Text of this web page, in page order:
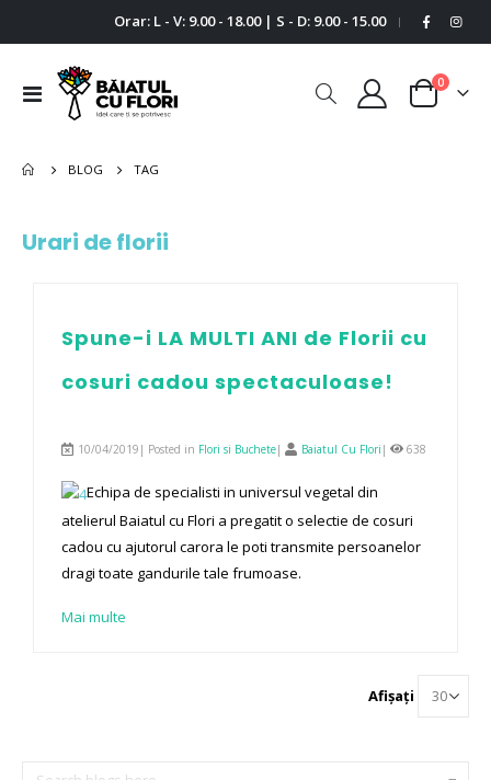
Orar: L - V: 9.00 - 18.00 | S - D: 9.00 - 15.00 |
Comutare
Cart
0
BLOG TAG
Urari de florii
Spune-i LA MULTI ANI de Florii cu
cosuri cadou spectaculoase!
10/04/2019| Posted in Flori si Buchete| Baiatul Cu Flori | 638
Echipa de specialisti in universul vegetal din
atelierul Baiatul cu Flori a pregatit o selectie de cosuri
cadou cu ajutorul carora le poti transmite persoanelor
dragi toate gandurile tale frumoase.
Mai multe
Afișați